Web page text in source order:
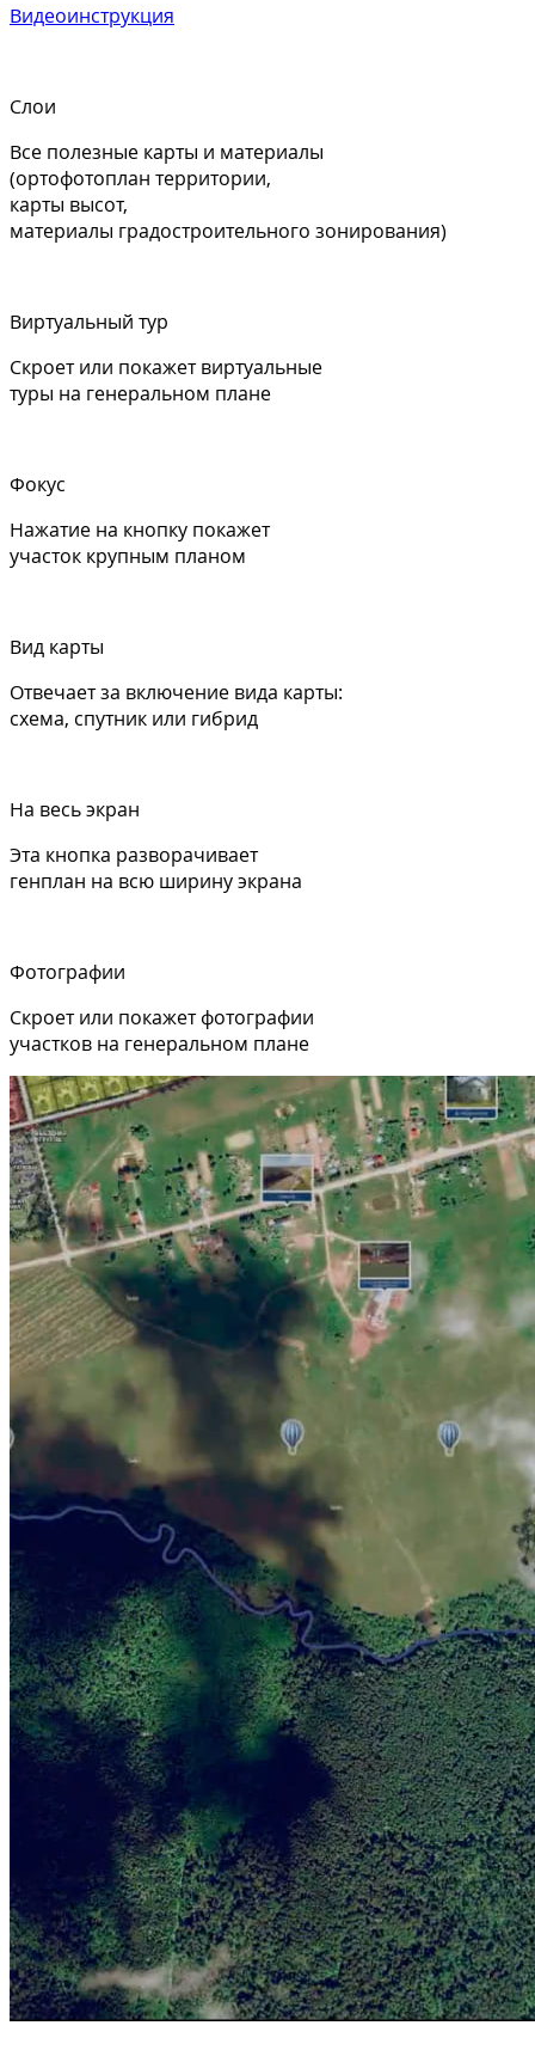
Видеоинструкция
Слои
Все полезные карты и материалы
(ортофотоплан территории,
карты высот,
материалы градостроительного зонирования)
Виртуальный тур
Скроет или покажет виртуальные
туры на генеральном плане
Фокус
Нажатие на кнопку покажет
участок крупным планом
Вид карты
Отвечает за включение вида карты:
схема, спутник или гибрид
На весь экран
Эта кнопка разворачивает
генплан на всю ширину экрана
Фотографии
Скроет или покажет фотографии
участков на генеральном плане